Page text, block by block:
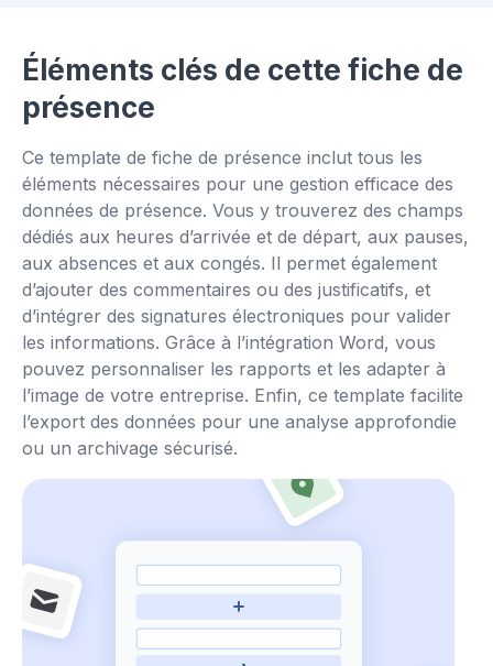
Éléments clés de cette fiche de
présence
Ce template de fiche de présence inclut tous les
éléments nécessaires pour une gestion efficace des
données de présence. Vous y trouverez des champs
dédiés aux heures d’arrivée et de départ, aux pauses,
aux absences et aux congés. Il permet également
d’ajouter des commentaires ou des justificatifs, et
d’intégrer des signatures électroniques pour valider
les informations. Grâce à l’intégration Word, vous
pouvez personnaliser les rapports et les adapter à
l’image de votre entreprise. Enfin, ce template facilite
l’export des données pour une analyse approfondie
ou un archivage sécurisé.